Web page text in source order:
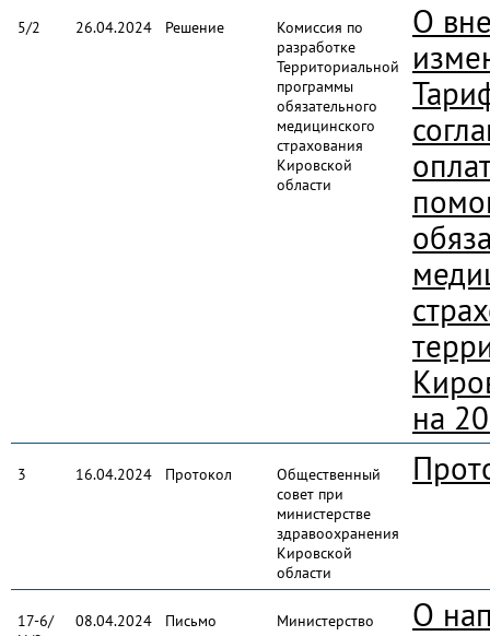
5/2 26.04.2024 Решение
Комиссия по
разработке
Территориальной
программы
обязательного
медицинского
страхования
Кировской
области
О
на
3 16.04.2024 Протокол
Общественный
совет при
министерстве
здравоохранения
Кировской
области
17-6/
08.04.2024 Письмо
Министерство
О